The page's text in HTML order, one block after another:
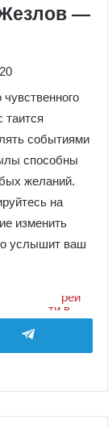
—
таится
событиями
способны
желаний.
на
изменить
услышит ваш